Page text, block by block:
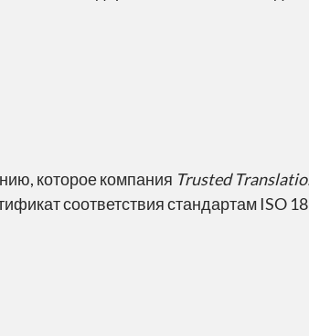
которое компания Trusted
соответствия стандартам ISO